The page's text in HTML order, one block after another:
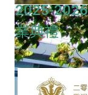
2025-
業典禮